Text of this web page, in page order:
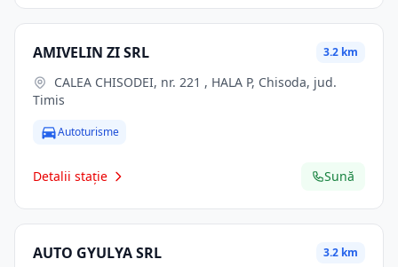
AMIVELIN ZI SRL 3.2 km
Timis
Autoturisme
Detalii stație Sună
AUTO GYULYA SRL 3.2 km